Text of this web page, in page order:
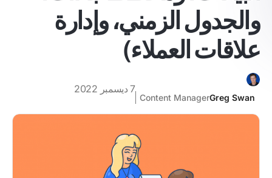
والجدول الزمني، وإدارة
علاقات العملاء)
Greg Swan
Content Manager
7 ديسمبر 2022